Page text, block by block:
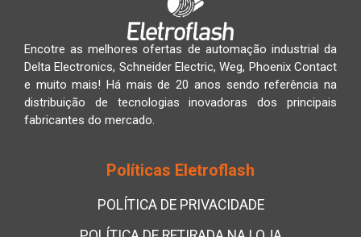
Encotre as melhores ofertas de automação industrial da
Delta Electronics, Schneider Electric, Weg, Phoenix Contact
e muito mais! Há mais de 20 anos sendo referência na
distribuição de tecnologias inovadoras dos principais
fabricantes do mercado.
Políticas Eletroflash
POLÍTICA DE PRIVACIDADE